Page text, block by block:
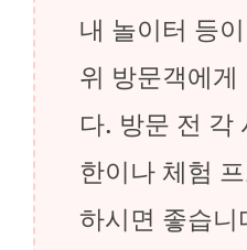
내 놀이터 등
위 방문객에게
다. 방문 전 각
한이나 체험
하시면 좋습니